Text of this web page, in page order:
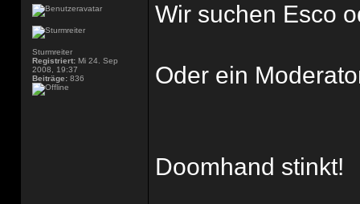
Sturmreiter
Registriert: Mi 24. Sep
2008, 19:37
Beiträge: 836
Wir suchen Esco
Oder ein
Doomhand stinkt!